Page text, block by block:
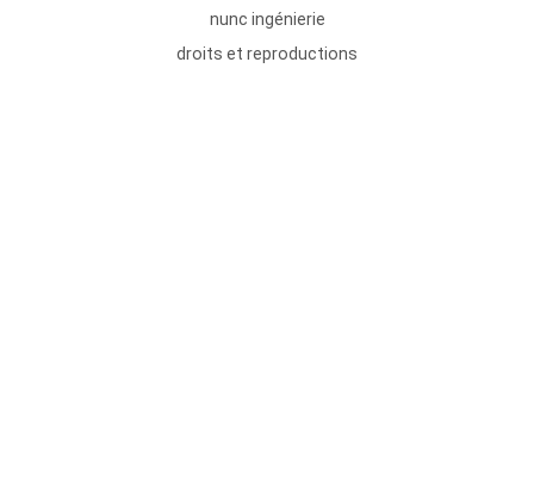
nunc ingénierie
droits et reproductions